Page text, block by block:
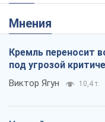
Мнения
Кремль переносит
под угрозой
Виктор Ягун 10,4 т.